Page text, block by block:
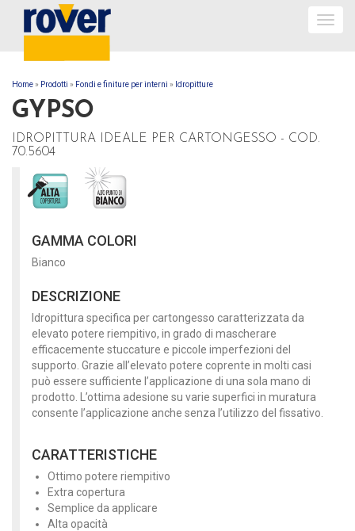
TU SEI QUI
Home» Prodotti » Fondi e finiture per interni » Idropitture
GYPSO
IDROPITTURA IDEALE PER CARTONGESSO - COD.
70.5604
GAMMA COLORI
Bianco
DESCRIZIONE
Idropittura specifica per cartongesso caratterizzata da
elevato potere riempitivo, in grado di mascherare
efficacemente stuccature e piccole imperfezioni del
supporto. Grazie all’elevato potere coprente in molti casi
può essere sufficiente l’applicazione di una sola mano di
prodotto. L’ottima adesione su varie superfici in muratura
consente l’applicazione anche senza l’utilizzo del fissativo.
CARATTERISTICHE
Ottimo potere riempitivo
Extra copertura
Semplice da applicare
Alta opacità